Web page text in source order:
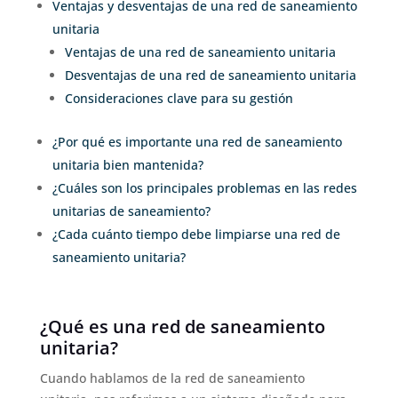
Ventajas y desventajas de una red de saneamiento
unitaria
Ventajas de una red de saneamiento unitaria
Desventajas de una red de saneamiento unitaria
Consideraciones clave para su gestión
¿Por qué es importante una red de saneamiento
unitaria bien mantenida?
¿Cuáles son los principales problemas en las redes
unitarias de saneamiento?
¿Cada cuánto tiempo debe limpiarse una red de
saneamiento unitaria?
¿Qué es una red de saneamiento
unitaria?
Cuando hablamos de la red de saneamiento